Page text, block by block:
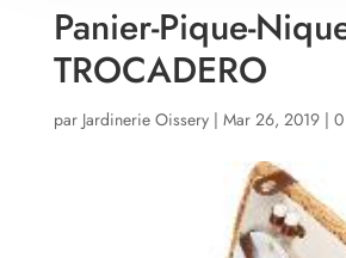
Panier-Pique-
TROCADERO
par Jardinerie Oissery| Mar 26, 2019|